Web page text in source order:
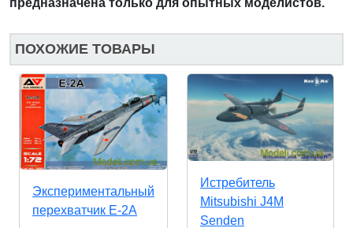
ПОХОЖИЕ ТОВАРЫ
Экспериментальный
перехватчик Е-2А
Истребитель
Mitsubishi J4M
Senden